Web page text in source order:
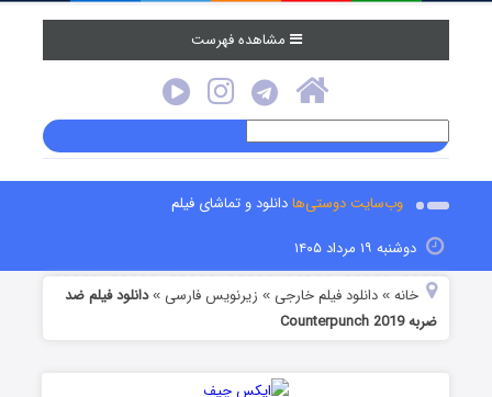
مشاهده فهرست
وب‌سایت دوستی‌هادانلود و تماشای فیلم
دوشنبه ۱۹ مرداد ۱۴۰۵
خانه »دانلود فیلم خارجی » زیرنویس فارسی »دانلود فیلم ضد
ضربه Counterpunch 2019